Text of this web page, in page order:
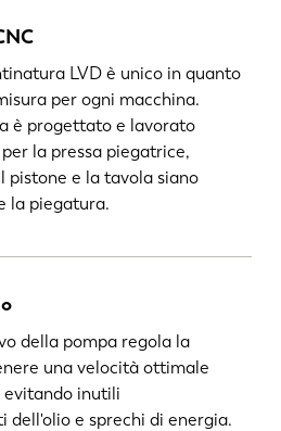
LVD è unico in quanto
per ogni macchina.
è progettato e lavorato
la pressa piegatrice,
pistone e la tavola siano
la piegatura.
della pompa regola la
una velocità ottimale
evitando inutili
dell'olio e sprechi di energia.